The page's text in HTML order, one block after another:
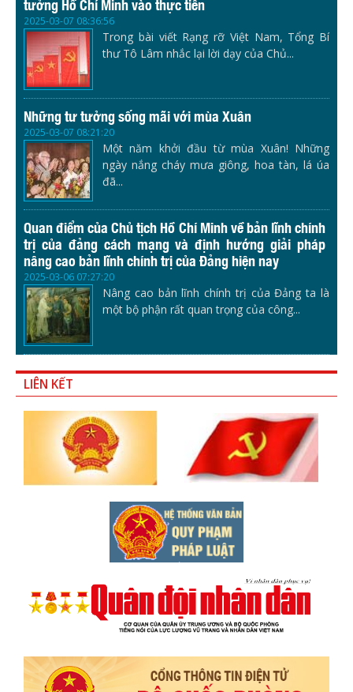
2025-03-07 08:36:56
Trong bài viết Rạng rỡ Việt Nam, Tổng Bí
thư Tô Lâm nhắc lại lời dạy của Chủ...
Những tư tưởng sống mãi với mùa Xuân
2025-03-07 08:21:20
Một năm khởi đầu từ mùa Xuân! Những
ngày nắng cháy mưa giông, hoa tàn, lá úa
đã...
Quan điểm của Chủ tịch Hồ Chí Minh về bản lĩnh chính
trị của đảng cách mạng và định hướng giải pháp
nâng cao bản lĩnh chính trị của Đảng hiện nay
2025-03-06 07:27:20
Nâng cao bản lĩnh chính trị của Đảng ta là
một bộ phận rất quan trọng của công...
LIÊN KẾT